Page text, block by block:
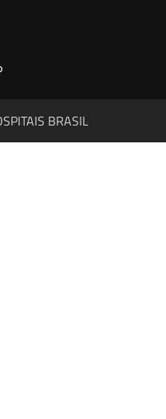
BRASIL